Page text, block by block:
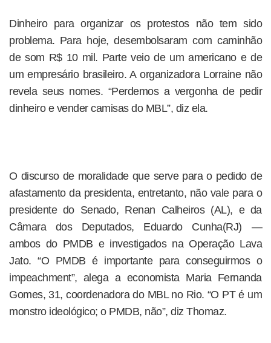
Dinheiro para organizar os protestos não tem sido
problema. Para hoje, desembolsaram com caminhão
de som R$ 10 mil. Parte veio de um americano e de
um empresário brasileiro. A organizadora Lorraine não
revela seus nomes. “Perdemos a vergonha de pedir
dinheiro e vender camisas do MBL”, diz ela.
O discurso de moralidade que serve para o pedido de
afastamento da presidenta, entretanto, não vale para o
presidente do Senado, Renan Calheiros (AL), e da
Câmara dos Deputados, Eduardo Cunha(RJ) —
ambos do PMDB e investigados na Operação Lava
Jato. “O PMDB é importante para conseguirmos o
impeachment”, alega a economista Maria Fernanda
Gomes, 31, coordenadora do MBL no Rio. “O PT é um
monstro ideológico; o PMDB, não”, diz Thomaz.